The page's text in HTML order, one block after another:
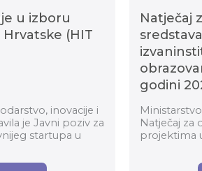
u izboru
(HIT
inovacije i
je Javni poziv za
startupa u
Natječaj
godini
Natječaj za
projektima
mladih u